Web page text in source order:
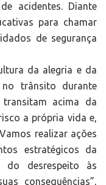
acidentes. Diante
para chamar
de segurança
da alegria e da
trânsito durante
acima da
a própria vida e,
realizar ações
estratégicos da
do desrespeito às
consequências”,